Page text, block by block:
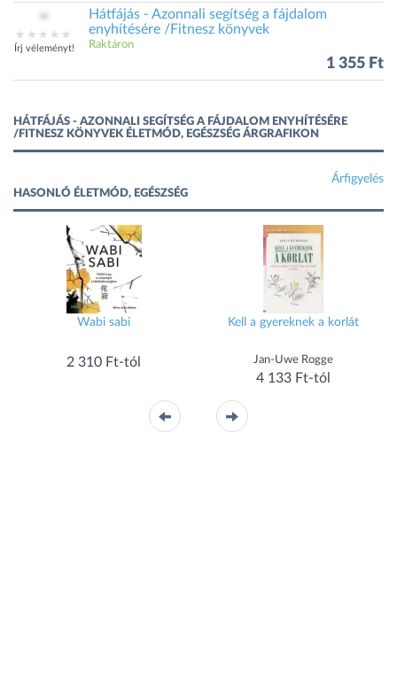
Írj véleményt!
Hátfájás - Azonnali segítség a fájdalom
enyhítésére /Fitnesz könyvek
Raktáron
1 355 Ft
HÁTFÁJÁS - AZONNALI SEGÍTSÉG A FÁJDALOM ENYHÍTÉSÉRE
/FITNESZ KÖNYVEK ÉLETMÓD, EGÉSZSÉG ÁRGRAFIKON
Árfigyelés
HASONLÓ ÉLETMÓD, EGÉSZSÉG
Wabi sabi
2 310 Ft-tól
Kell a gyereknek a korlát
Jan-Uwe Rogge
4 133 Ft-tól